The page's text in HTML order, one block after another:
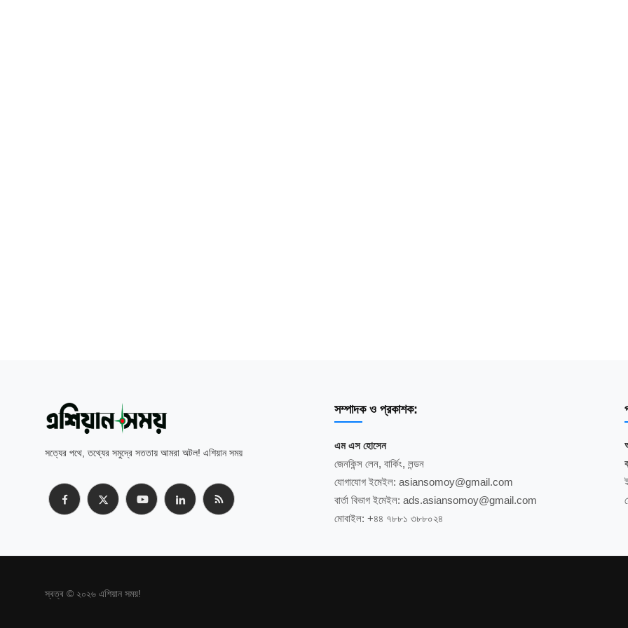
সত্যের পথে, তথ্যের সমুদ্রে সততায় আমরা অটল! এশিয়ান সময়
সম্পাদক ও প্রকাশক:
এম এস হোসেন
জেনকিন্স লেন, বার্কিং, লন্ডন
যোগাযোগ ইমেইল: asiansomoy@gmail.com
বার্তা বিভাগ ইমেইল: ads.asiansomoy@gmail.com
মোবাইল: +৪৪ ৭৮৮১ ৩৮৮০২৪
স্বত্ব © ২০২৬ এশিয়ান সময়!